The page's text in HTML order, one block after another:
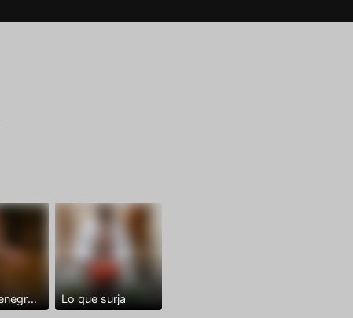
Dominantenegro ya Lo que surja